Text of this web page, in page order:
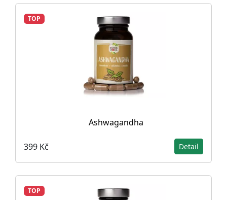
TOP
Ashwagandha
399 Kč Detail
TOP